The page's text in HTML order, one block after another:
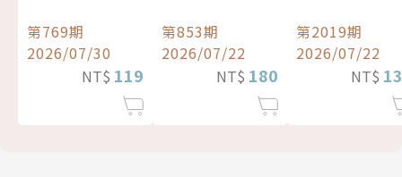
第769期
2026/07/30
NT$ 119
第853期
2026/07/22
NT$ 180
第2019期
2026/07/22
NT$